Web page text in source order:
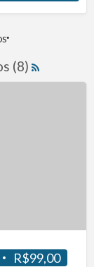
(8)
R$99,00